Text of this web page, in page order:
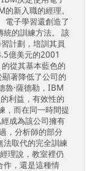
新入職的經理。
電子學習還創造了
統的訓練方法。 該
計劃，培訓其員
億美元的2001
從其基本藍色的
著降低了公司的
魯·薩德勒，IBM
利益，有效性的
，而在同一時間提
成為該公司擁有
，分析師的部分
取代的完全訓練
理說，教室裡仍
作，還是這種情